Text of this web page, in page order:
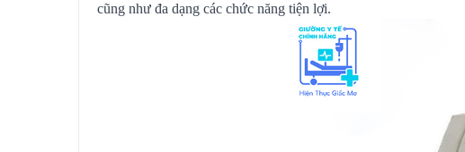
cũng như đa dạng các chức năng tiện lợi.